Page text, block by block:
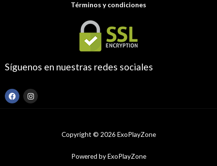
Términos y condiciones
Síguenos en nuestras redes sociales
F
a
I
n
Copyright © 2026 ExoPlayZone
Powered by ExoPlayZone